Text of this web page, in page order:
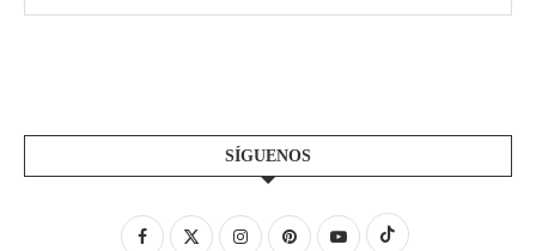
SÍGUENOS